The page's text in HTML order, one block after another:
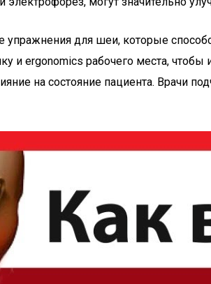
упражнения для шеи, которые
и ergonomics рабочего места,
на состояние пациента. Врачи